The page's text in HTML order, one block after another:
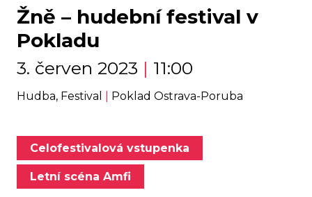
Žně – hudební festival v
Pokladu
3. červen 2023 | 11:00
Hudba, Festival Poklad Ostrava-Poruba
Celofestivalová vstupenka
Letní scéna Amfi